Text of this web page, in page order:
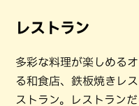
レストラン
多彩な料理が楽しめる
る和食店、鉄板焼きレ
ストラン。レストラン